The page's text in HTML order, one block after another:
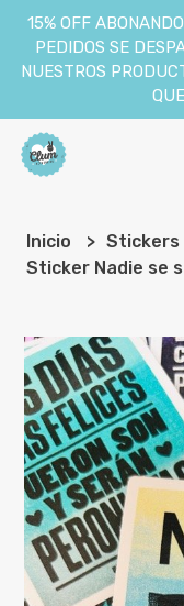
15% OFF
PEDIDOS SE
NUESTROS
Inicio
Stickers
Sticker Nadie se